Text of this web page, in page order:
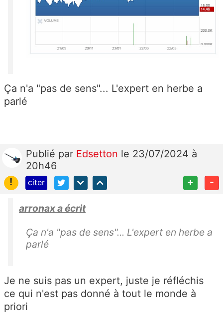
Ça n'a "pas de sens"... L'expert en herbe a
parlé
Publié par Edsetton le 23/07/2024 à
20h46
!
citer + -
arronax a écrit
Ça n'a "pas de sens"... L'expert en herbe a
parlé
Je ne suis pas un expert, juste je réfléchis
ce qui n'est pas donné à tout le monde à
priori